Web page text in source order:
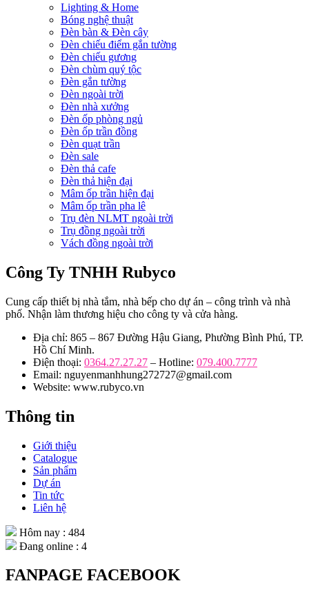
Lighting & Home
Bóng nghệ thuật
Đèn bàn & Đèn cây
Đèn chiếu điểm gắn tường
Đèn chiếu gương
Đèn chùm quý tộc
Đèn gắn tường
Đèn ngoài trời
Đèn nhà xưởng
Đèn ốp phòng ngủ
Đèn ốp trần đồng
Đèn quạt trần
Đèn sale
Đèn thả cafe
Đèn thả hiện đại
Mâm ốp trần hiện đại
Mâm ốp trần pha lê
Trụ đèn NLMT ngoài trời
Trụ đồng ngoài trời
Vách đồng ngoài trời
Công Ty TNHH Rubyco
Cung cấp thiết bị nhà tắm, nhà bếp cho dự án – công trình và nhà
phố. Nhận làm thương hiệu cho công ty và cửa hàng.
Địa chỉ: 865 – 867 Đường Hậu Giang, Phường Bình Phú, TP.
Hồ Chí Minh.
Điện thoại: 0364.27.27.27 – Hotline: 079.400.7777
Email: nguyenmanhhung272727@gmail.com
Website: www.rubyco.vn
Thông tin
Giới thiệu
Catalogue
Sản phẩm
Dự án
Tin tức
Liên hệ
Hôm nay : 484
Đang online : 4
FANPAGE FACEBOOK